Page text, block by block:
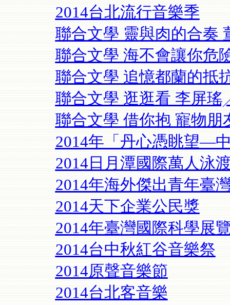
2014台北流行音樂季
聯合文學 靈與肉的合奏
聯合文學 海不會讓你危
聯合文學 追憶都蘭的抵
聯合文學 逛逛看 李屏瑤
聯合文學 借你抱 寵物朋
2014年「丹心憑眺望—
2014日月潭國際萬人泳
2014年海外傑出青年臺
2014天下企業公民獎
2014年臺灣國際科學展
2014台中秋紅谷音樂祭
2014原聲音樂節
2014台北客音樂